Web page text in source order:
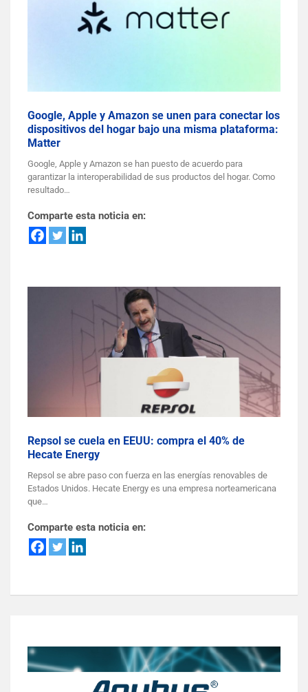
Google, Apple y Amazon se unen para conectar los
dispositivos del hogar bajo una misma plataforma:
Matter
Google, Apple y Amazon se han puesto de acuerdo para
garantizar la interoperabilidad de sus productos del hogar. Como
resultado…
Comparte esta noticia en:
Repsol se cuela en EEUU: compra el 40% de
Hecate Energy
Repsol se abre paso con fuerza en las energías renovables de
Estados Unidos. Hecate Energy es una empresa norteamericana
que…
Comparte esta noticia en: